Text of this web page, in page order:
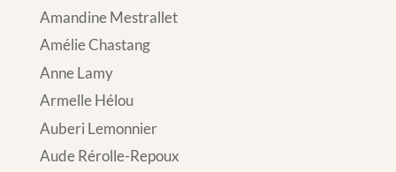
Amandine Mestrallet
Amélie Chastang
Anne Lamy
Armelle Hélou
Auberi Lemonnier
Aude Rérolle-Repoux